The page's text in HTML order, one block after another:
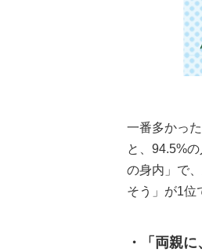
一番多かっ
と、94.5%
の身内」で
そう」が1位
・「両親